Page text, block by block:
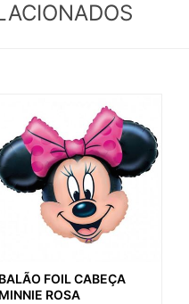
BALÃO FOIL CABEÇA
MINNIE ROSA